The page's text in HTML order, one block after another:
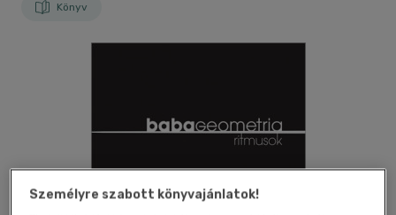
Könyv
Személyre szabott könyvajánlatok!